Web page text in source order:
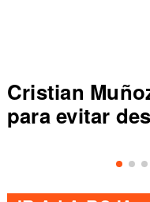
a UdeC